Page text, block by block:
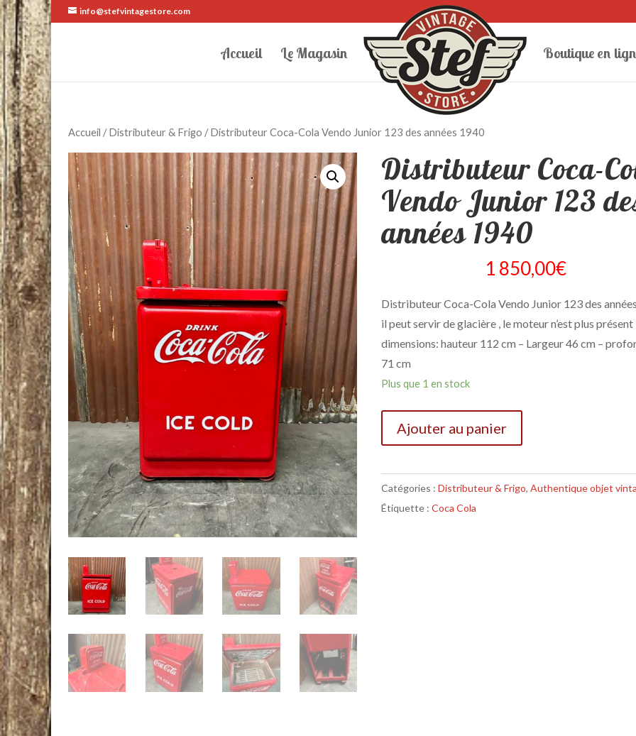
info@stefvintagestore.com
Accueil Le Magasin Boutique en
Accueil /Distributeur & Frigo / Distributeur Coca-Cola Vendo Junior 123 des années 1940
Distributeur Coca-
Vendo Junior 123
années 1940
1 850,00€
Distributeur Coca-Cola Vendo Junior 123 des
il peut servir de glacière , le moteur n’est plus présent
dimensions: hauteur 112 cm – Largeur 46 cm –
71 cm
Plus que 1 en stock
Ajouter au panier
Catégories :Distributeur & Frigo,Authentique objet
Étiquette :Coca Cola